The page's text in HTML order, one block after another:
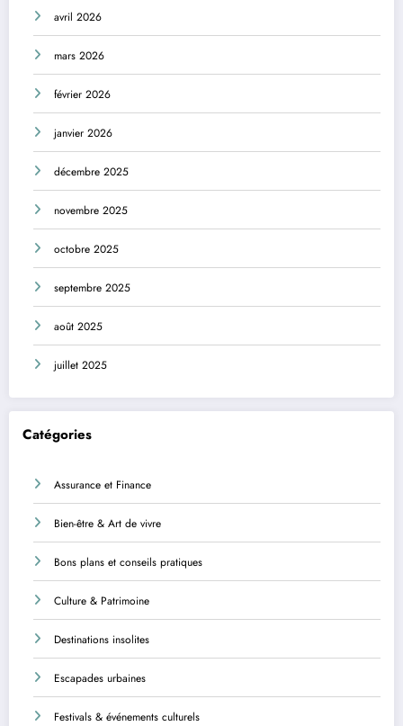
avril 2026
mars 2026
février 2026
janvier 2026
décembre 2025
novembre 2025
octobre 2025
septembre 2025
août 2025
juillet 2025
Catégories
Assurance et Finance
Bien-être & Art de vivre
Bons plans et conseils pratiques
Culture & Patrimoine
Destinations insolites
Escapades urbaines
Festivals & événements culturels